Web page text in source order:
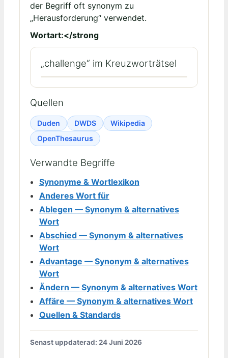
der Begriff oft synonym zu
„Herausforderung“ verwendet.
Wortart:</strong
„challenge“ im Kreuzworträtsel
Quellen
Duden DWDS
Wikipedia
OpenThesaurus
Verwandte Begriffe
Synonyme & Wortlexikon
Anderes Wort für
Ablegen — Synonym & alternatives
Wort
Abschied — Synonym & alternatives
Wort
Advantage — Synonym & alternatives
Wort
Ändern — Synonym & alternatives Wort
Affäre — Synonym & alternatives Wort
Quellen & Standards
Senast uppdaterad: 24 Juni 2026